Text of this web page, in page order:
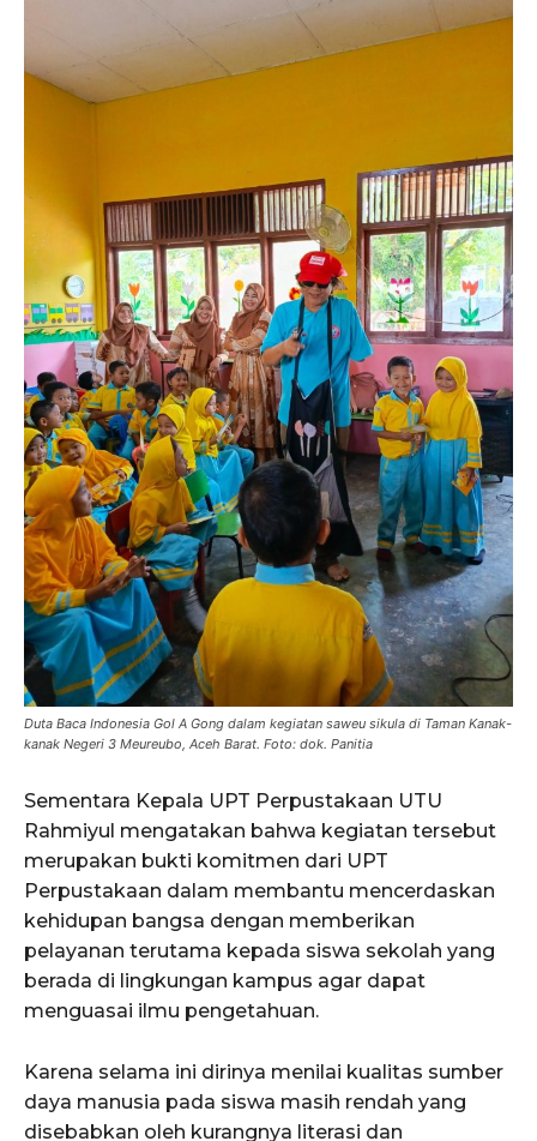
Duta Baca Indonesia Gol A Gong dalam kegiatan saweu sikula di Taman Kanak-
kanak Negeri 3 Meureubo, Aceh Barat. Foto: dok. Panitia
Sementara Kepala UPT Perpustakaan UTU
Rahmiyul mengatakan bahwa kegiatan tersebut
merupakan bukti komitmen dari UPT
Perpustakaan dalam membantu mencerdaskan
kehidupan bangsa dengan memberikan
pelayanan terutama kepada siswa sekolah yang
berada di lingkungan kampus agar dapat
menguasai ilmu pengetahuan.
Karena selama ini dirinya menilai kualitas sumber
daya manusia pada siswa masih rendah yang
disebabkan oleh kurangnya literasi dan